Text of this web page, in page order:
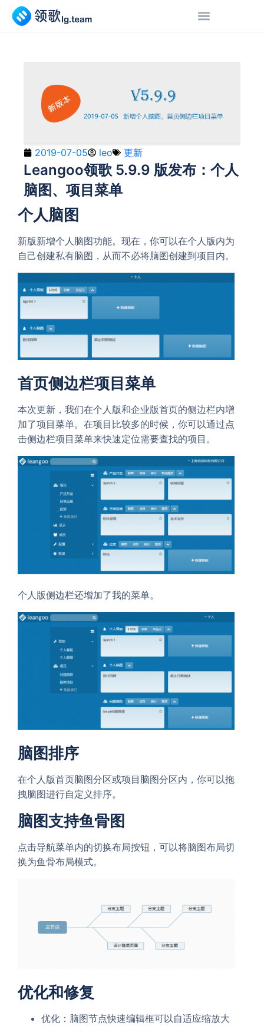
2019-07-05 leo 更新
Leangoo领歌 5.9.9 版发布：个人
脑图、项目菜单
个人脑图
新版新增个人脑图功能。现在，你可以在个人版内为
自己创建私有脑图，从而不必将脑图创建到项目内。
首页侧边栏项目菜单
本次更新，我们在个人版和企业版首页的侧边栏内增
加了项目菜单。在项目比较多的时候，你可以通过点
击侧边栏项目菜单来快速定位需要查找的项目。
个人版侧边栏还增加了我的菜单。
脑图排序
在个人版首页脑图分区或项目脑图分区内，你可以拖
拽脑图进行自定义排序。
脑图支持鱼骨图
点击导航菜单内的切换布局按钮，可以将脑图布局切
换为鱼骨布局模式。
优化和修复
优化：脑图节点快速编辑框可以自适应缩放大